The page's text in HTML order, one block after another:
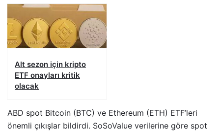
Alt sezon için kripto
ETF onayları kritik
olacak
ABD spot Bitcoin (BTC) ve Ethereum (ETH) ETF’leri
önemli çıkışlar bildirdi. SoSoValue verilerine göre spot